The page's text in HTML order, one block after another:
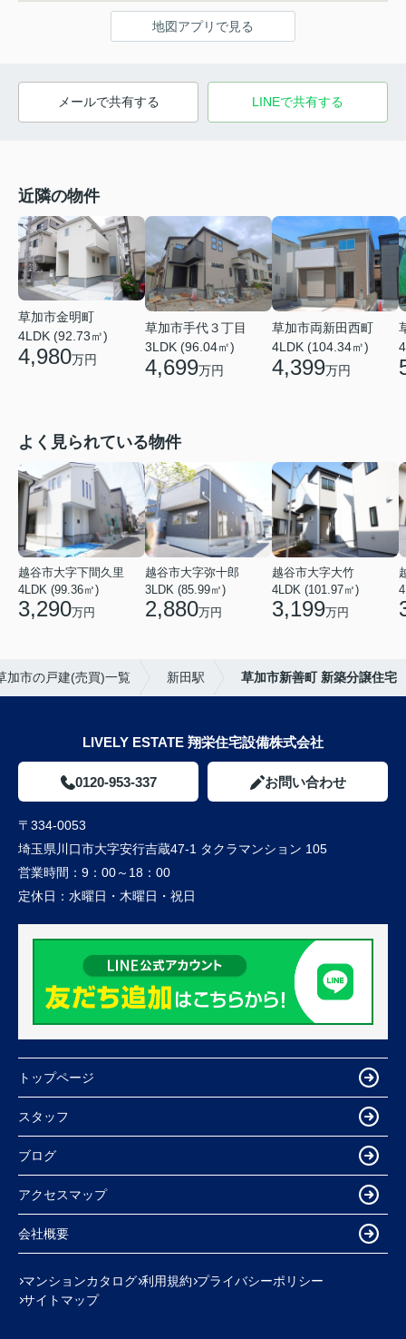
地図アプリで見る
メールで共有する LINEで共有する
近隣の物件
草加市金明町
4LDK (92.73㎡)
4,980万円
草加市手代３丁目
3LDK (96.04㎡)
4,699万円
草加市両新田西町
4LDK (104.34㎡)
4,399万円
よく見られている物件
越谷市大字下間久里
4LDK (99.36㎡)
3,290万円
越谷市大字弥十郎
3LDK (85.99㎡)
2,880万円
越谷市大字大竹
4LDK (101.97㎡)
3,199万円
加市の戸建(売買)一覧 新田駅 草加市新善町 新築分譲住宅
LIVELY ESTATE 翔栄住宅設備株式会社
0120-953-337 お問い合わせ
〒334-0053
埼玉県川口市大字安行吉蔵47-1 タクラマンション 105
営業時間： 9：00～18：00
定休日： 水曜日・木曜日・祝日
トップページ
スタッフ
ブログ
アクセスマップ
会社概要
マンションカタログ 利用規約 プライバシーポリシー
サイトマップ